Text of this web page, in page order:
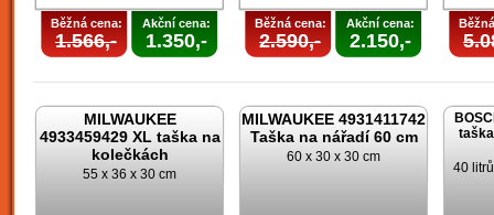
Běžná cena:
1.566,-
Akční cena:
1.350,-
Běžná cena:
2.590,-
Akční cena:
2.150,-
MILWAUKEE
4933459429 XL taška na
kolečkách
55 x 36 x 30 cm
MILWAUKEE 4931411742
Taška na nářadí 60 cm
60 x 30 x 30 cm
40